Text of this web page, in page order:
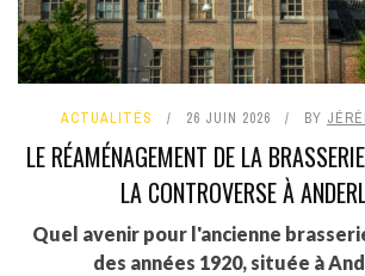
ACTUALITÉS 26 JUIN 2026 BY
LE RÉAMÉNAGEMENT DE LA
LA CONTROVERSE À
Quel avenir pour l'ancienne
des années 1920, située à